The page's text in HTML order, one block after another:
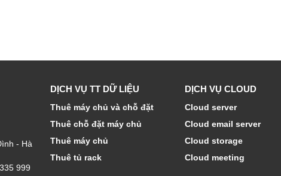
- Hà
999
DỊCH VỤ TT DỮ LIỆU
Thuê máy chủ và chỗ đặt
Thuê chỗ đặt máy chủ
Thuê máy chủ
Thuê tủ rack
DỊCH VỤ CLOUD
Cloud server
Cloud email server
Cloud storage
Cloud meeting